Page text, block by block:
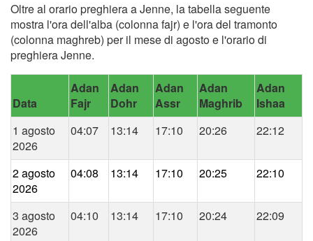
Oltre al orario preghiera a Jenne, la tabella seguente
mostra l'ora dell'alba (colonna fajr) e l'ora del tramonto
(colonna maghreb) per il mese di agosto e l'orario di
preghiera Jenne.
Data
Adan
Fajr
Adan
Dohr
Adan
Assr
Adan
Maghrib
Adan
Ishaa
1 agosto
2026
04:07 13:14 17:10 20:26 22:12
2 agosto
2026
04:08 13:14 17:10 20:25 22:10
3 agosto
2026
04:10 13:14 17:10 20:24 22:09